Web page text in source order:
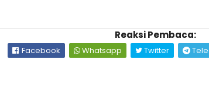
Reaksi Pembaca:
Facebook Whatsapp Twitter